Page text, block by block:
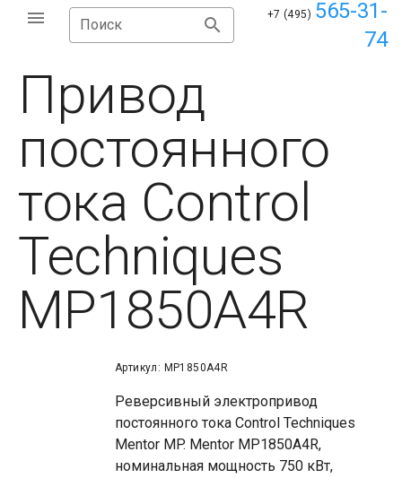
Поиск
+7 (495) 565-31-
74
Привод
постоянного
тока Control
Techniques
MP1850A4R
Артикул: MP1850A4R
Реверсивный электропривод
постоянного тока Control Techniques
Mentor MP. Mentor MP1850A4R,
номинальная мощность 750 кВт,